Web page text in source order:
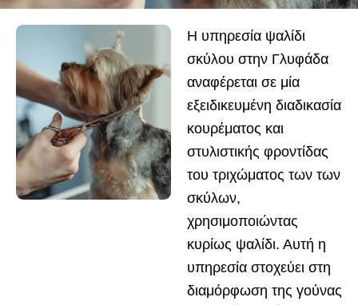
Η υπηρεσία ψαλίδι
σκύλου στην Γλυφάδα
αναφέρεται σε μία
εξειδικευμένη διαδικασία
κουρέματος και
στυλιστικής φροντίδας
του τριχώματος των των
σκύλων,
χρησιμοποιώντας
κυρίως ψαλίδι. Αυτή η
υπηρεσία στοχεύει στη
διαμόρφωση της γούνας